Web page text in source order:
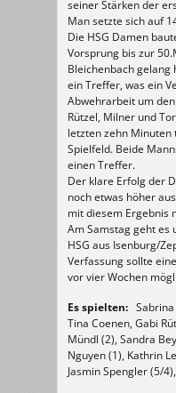
seiner Stärken der
Man setzte sich auf
Die HSG Damen
Vorsprung bis zur
Bleichenbach
ein Treffer, was ein
Abwehrarbeit um
Rützel, Milner und
letzten zehn
Spielfeld. Beide
einen Treffer.
Der klare Erfolg der
noch etwas höher
mit diesem Ergebnis
Am Samstag geht es
HSG aus Isenburg/
Verfassung sollte
vor vier Wochen
Es spielten:
Tina Coenen, Gabi
Mündl (2), Sandra
Nguyen (1), Kathrin
Jasmin Spengler (5/